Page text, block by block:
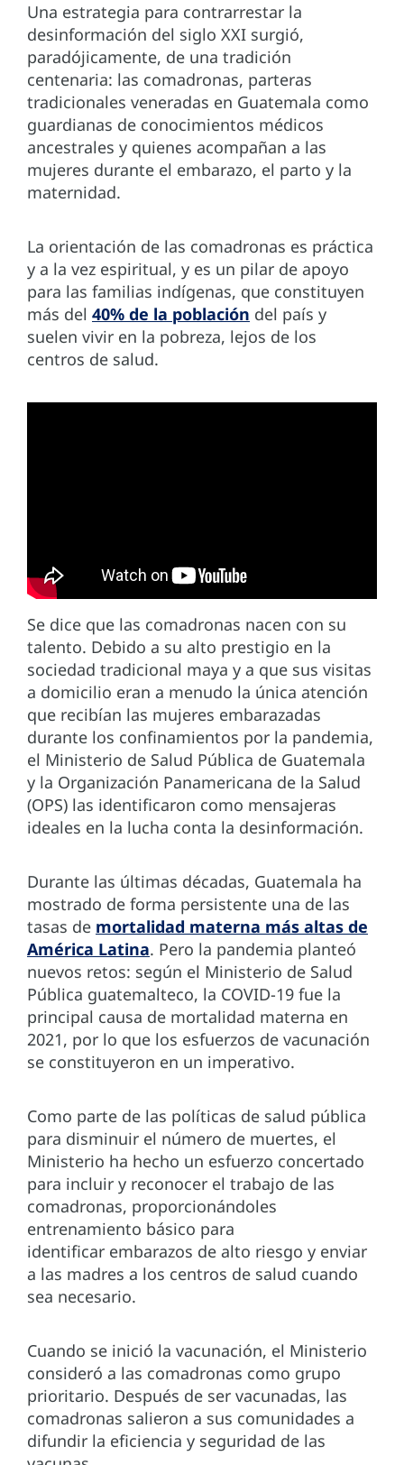
Una estrategia para contrarrestar la
desinformación del siglo XXI surgió,
paradójicamente, de una tradición
centenaria: las comadronas, parteras
tradicionales veneradas en Guatemala como
guardianas de conocimientos médicos
ancestrales y quienes acompañan a las
mujeres durante el embarazo, el parto y la
maternidad.
La orientación de las comadronas es práctica
y a la vez espiritual, y es un pilar de apoyo
para las familias indígenas, que constituyen
más del 40% de la población del país y
suelen vivir en la pobreza, lejos de los
centros de salud.
Se dice que las comadronas nacen con su
talento. Debido a su alto prestigio en la
sociedad tradicional maya y a que sus visitas
a domicilio eran a menudo la única atención
que recibían las mujeres embarazadas
durante los confinamientos por la pandemia,
el Ministerio de Salud Pública de Guatemala
y la Organización Panamericana de la Salud
(OPS) las identificaron como mensajeras
ideales en la lucha conta la desinformación.
Durante las últimas décadas, Guatemala ha
mostrado de forma persistente una de las
tasas de mortalidad materna más altas de
América Latina. Pero la pandemia planteó
nuevos retos: según el Ministerio de Salud
Pública guatemalteco, la COVID-19 fue la
principal causa de mortalidad materna en
2021, por lo que los esfuerzos de vacunación
se constituyeron en un imperativo.
Como parte de las políticas de salud pública
para disminuir el número de muertes, el
Ministerio ha hecho un esfuerzo concertado
para incluir y reconocer el trabajo de las
comadronas, proporcionándoles
entrenamiento básico para
identificar embarazos de alto riesgo y enviar
a las madres a los centros de salud cuando
sea necesario.
Cuando se inició la vacunación, el Ministerio
consideró a las comadronas como grupo
prioritario. Después de ser vacunadas, las
comadronas salieron a sus comunidades a
difundir la eficiencia y seguridad de las